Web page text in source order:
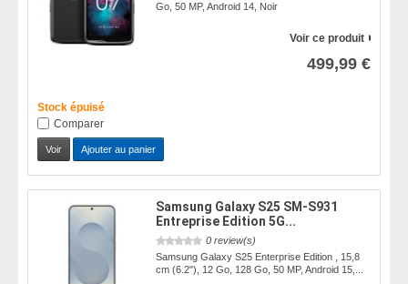
Go, 50 MP, Android 14, Noir
Voir ce produit
499,99 €
Stock épuisé
Comparer
Voir Ajouter au panier
Samsung Galaxy S25 SM-S931
Entreprise Edition 5G...
0 review(s)
Samsung Galaxy S25 Enterprise Edition , 15,8
cm (6.2"), 12 Go, 128 Go, 50 MP, Android 15,...